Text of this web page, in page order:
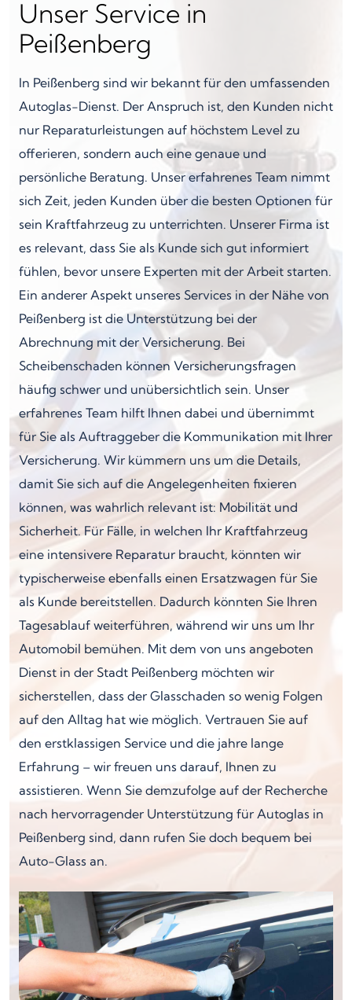
Unser Service in
Peißenberg
In Peißenberg sind wir bekannt für den umfassenden
Autoglas-Dienst. Der Anspruch ist, den Kunden nicht
nur Reparaturleistungen auf höchstem Level zu
offerieren, sondern auch eine genaue und
persönliche Beratung. Unser erfahrenes Team nimmt
sich Zeit, jeden Kunden über die besten Optionen für
sein Kraftfahrzeug zu unterrichten. Unserer Firma ist
es relevant, dass Sie als Kunde sich gut informiert
fühlen, bevor unsere Experten mit der Arbeit starten.
Ein anderer Aspekt unseres Services in der Nähe von
Peißenberg ist die Unterstützung bei der
Abrechnung mit der Versicherung. Bei
Scheibenschaden können Versicherungsfragen
häufig schwer und unübersichtlich sein. Unser
erfahrenes Team hilft Ihnen dabei und übernimmt
für Sie als Auftraggeber die Kommunikation mit Ihrer
Versicherung. Wir kümmern uns um die Details,
damit Sie sich auf die Angelegenheiten fixieren
können, was wahrlich relevant ist: Mobilität und
Sicherheit. Für Fälle, in welchen Ihr Kraftfahrzeug
eine intensivere Reparatur braucht, könnten wir
typischerweise ebenfalls einen Ersatzwagen für Sie
als Kunde bereitstellen. Dadurch könnten Sie Ihren
Tagesablauf weiterführen, während wir uns um Ihr
Automobil bemühen. Mit dem von uns angeboten
Dienst in der Stadt Peißenberg möchten wir
sicherstellen, dass der Glasschaden so wenig Folgen
auf den Alltag hat wie möglich. Vertrauen Sie auf
den erstklassigen Service und die jahre lange
Erfahrung – wir freuen uns darauf, Ihnen zu
assistieren. Wenn Sie demzufolge auf der Recherche
nach hervorragender Unterstützung für Autoglas in
Peißenberg sind, dann rufen Sie doch bequem bei
Auto-Glass an.